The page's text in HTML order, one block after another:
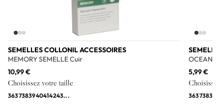
SEMELLES COLLONIL ACCESSOIRES
MEMORY SEMELLE Cuir
10,99 €
Choisissez votre taille
3637383940414243...
OCEAN
5,99 €
36373839